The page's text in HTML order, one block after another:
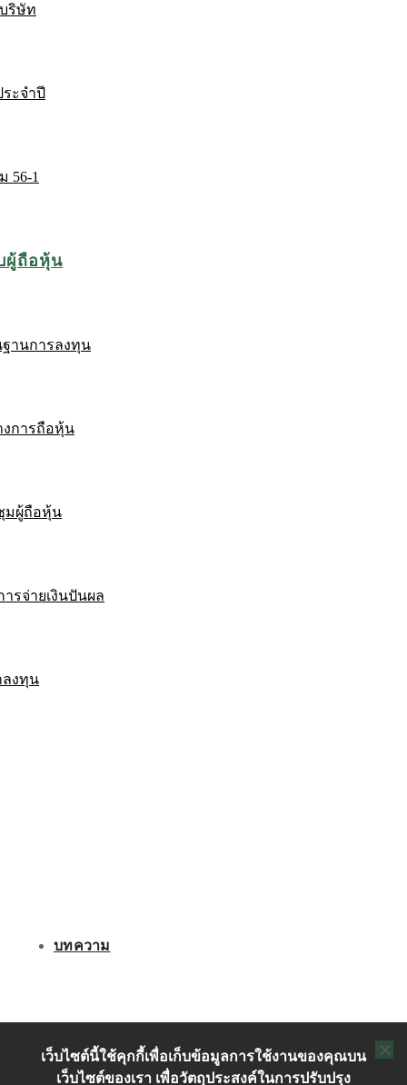
ริษัท
ะจำปี
56-1
ผู้ถือหุ้น
านการลงทุน
งการถือหุ้น
มผู้ถือหุ้น
รจ่ายเงินปันผล
งทุน
บทความ
ติดต่อเรา
เว็บไซต์นี้ใช้คุกกี้เพื่อเก็บข้อมูลการใช้งานของคุณบน
เว็บไซต์ของเรา เพื่อวัตถุประสงค์ในการปรับปรุง